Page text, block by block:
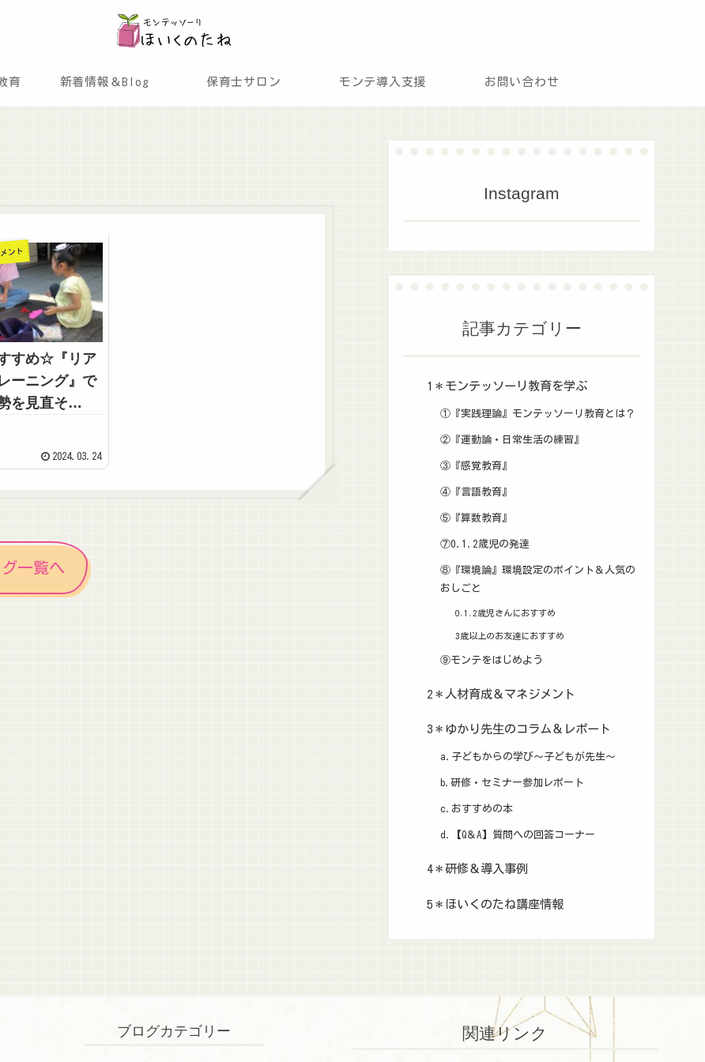
育 新着情報＆Blog 保育士サロン モンテ導入支援 お問い合わせ
ント
すめ☆『リア
ーニング』で
を見直そ
2024.03.24
一覧へ
Instagram
記事カテゴリー
1＊モンテッソーリ教育を学ぶ
①『実践理論』モンテッソーリ教育とは？
②『運動論・日常生活の練習』
③『感覚教育』
④『言語教育』
⑤『算数教育』
⑦0.1.2歳児の発達
⑧『環境論』環境設定のポイント＆人気の
おしごと
0.1.2歳児さんにおすすめ
3歳以上のお友達におすすめ
⑨モンテをはじめよう
2＊人材育成＆マネジメント
3＊ゆかり先生のコラム＆レポート
a.子どもからの学び～子どもが先生～
b.研修・セミナー参加レポート
c.おすすめの本
d.【Q＆A】質問への回答コーナー
4＊研修＆導入事例
5＊ほいくのたね講座情報
ブログカテゴリー 関連リンク